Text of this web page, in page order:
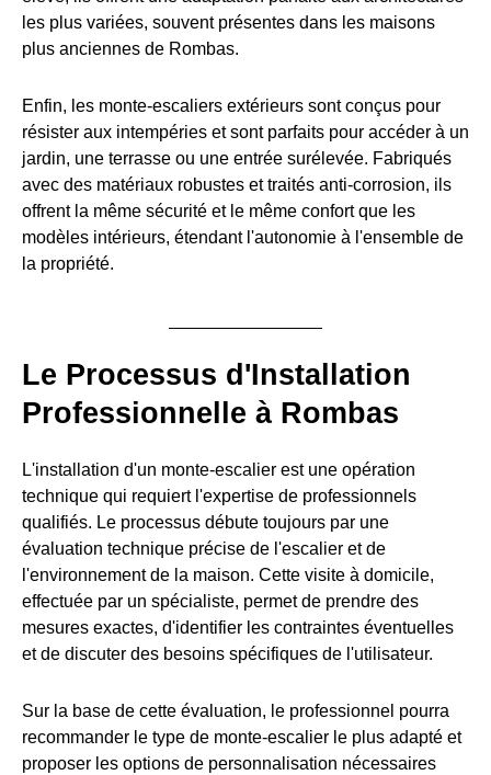
les plus variées, souvent présentes dans les maisons
plus anciennes de Rombas.
Enfin, les monte-escaliers extérieurs sont conçus pour
résister aux intempéries et sont parfaits pour accéder à un
jardin, une terrasse ou une entrée surélevée. Fabriqués
avec des matériaux robustes et traités anti-corrosion, ils
offrent la même sécurité et le même confort que les
modèles intérieurs, étendant l'autonomie à l'ensemble de
la propriété.
Le Processus d'Installation
Professionnelle à Rombas
L'installation d'un monte-escalier est une opération
technique qui requiert l'expertise de professionnels
qualifiés. Le processus débute toujours par une
évaluation technique précise de l'escalier et de
l'environnement de la maison. Cette visite à domicile,
effectuée par un spécialiste, permet de prendre des
mesures exactes, d'identifier les contraintes éventuelles
et de discuter des besoins spécifiques de l'utilisateur.
Sur la base de cette évaluation, le professionnel pourra
recommander le type de monte-escalier le plus adapté et
proposer les options de personnalisation nécessaires